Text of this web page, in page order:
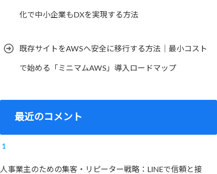
化で中小企業もDXを実現する方法
既存サイトをAWSへ安全に移行する方法｜最小コスト
で始める「ミニマムAWS」導入ロードマップ
最近のコメント
事業主のための集客・リピーター戦略：LINEで信頼と接